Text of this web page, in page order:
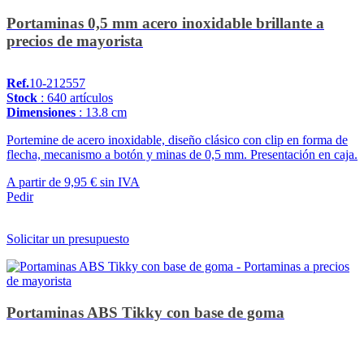
Portaminas 0,5 mm acero inoxidable brillante a
precios de mayorista
Ref.10-212557
Stock : 640 artículos
Dimensiones : 13.8 cm
Portemine de acero inoxidable, diseño clásico con clip en forma de
flecha, mecanismo a botón y minas de 0,5 mm. Presentación en caja.
A partir de 9,95 € sin IVA
Pedir
Solicitar un presupuesto
Portaminas ABS Tikky con base de goma